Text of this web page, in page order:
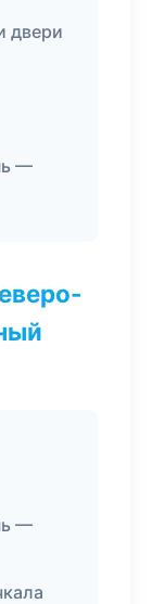
двери
—
—